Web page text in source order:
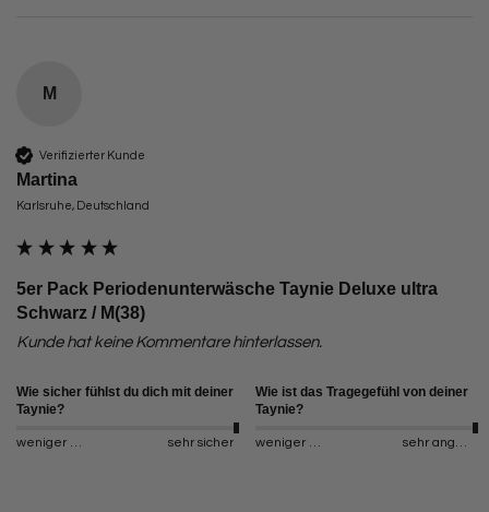
M
Verifizierter Kunde
Martina
Karlsruhe, Deutschland
5er Pack Periodenunterwäsche Taynie Deluxe ultra
Schwarz / M(38)
Kunde hat keine Kommentare hinterlassen.
Wie sicher fühlst du dich mit deiner
Taynie?
weniger sicher sehr sicher
Wie ist das Tragegefühl von deiner
Taynie?
weniger angenehm sehr angenehm